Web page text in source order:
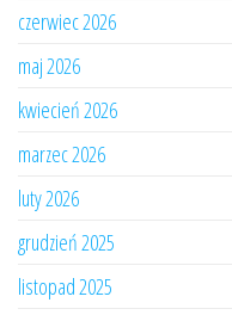
czerwiec 2026
maj 2026
kwiecień 2026
marzec 2026
luty 2026
grudzień 2025
listopad 2025